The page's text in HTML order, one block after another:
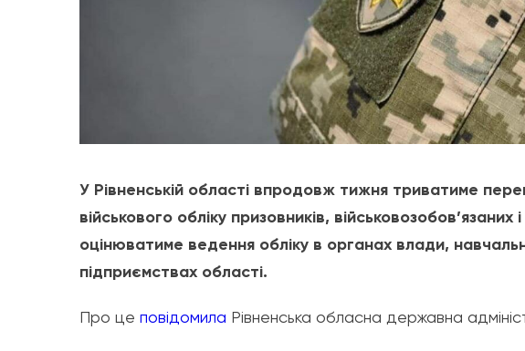
У Рівненській області впродовж тижня триватиме
військового обліку призовників, військовозобов’язаних
оцінюватиме ведення обліку в органах влади,
підприємствах області.
Про це повідомила Рівненська обласна державна